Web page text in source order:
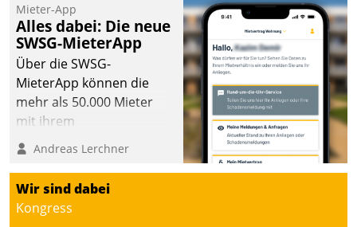
Mieter-App
Alles dabei: Die neue
SWSG-MieterApp
Über die SWSG-
MieterApp können die
mehr als 50.000 Mieter
mit ihrem
Wohnungsunternehmen
kommunizieren, auf dem
Laufenden bleiben, Daten
einsehen und ändern
oder
Andreas Lerchner
Wir sind dabei
Kongress